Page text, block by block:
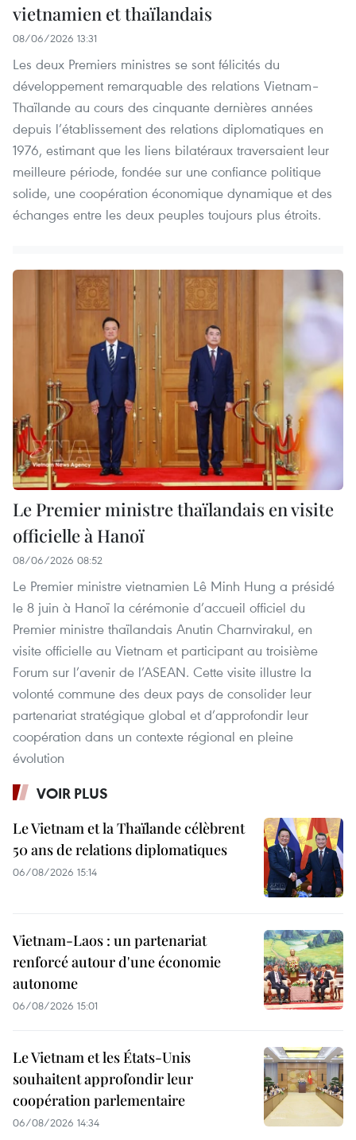
vietnamien et thaïlandais
08/06/2026 13:31
Les deux Premiers ministres se sont félicités du
développement remarquable des relations Vietnam–
Thaïlande au cours des cinquante dernières années
depuis l’établissement des relations diplomatiques en
1976, estimant que les liens bilatéraux traversaient leur
meilleure période, fondée sur une confiance politique
solide, une coopération économique dynamique et des
échanges entre les deux peuples toujours plus étroits.
Le Premier ministre thaïlandais en visite
officielle à Hanoï
08/06/2026 08:52
Le Premier ministre vietnamien Lê Minh Hung a présidé
le 8 juin à Hanoï la cérémonie d’accueil officiel du
Premier ministre thaïlandais Anutin Charnvirakul, en
visite officielle au Vietnam et participant au troisième
Forum sur l’avenir de l’ASEAN. Cette visite illustre la
volonté commune des deux pays de consolider leur
partenariat stratégique global et d’approfondir leur
coopération dans un contexte régional en pleine
évolution
VOIR PLUS
Le Vietnam et la Thaïlande célèbrent
50 ans de relations diplomatiques
06/08/2026 15:14
Vietnam-Laos : un partenariat
renforcé autour d'une économie
autonome
06/08/2026 15:01
Le Vietnam et les États-Unis
souhaitent approfondir leur
coopération parlementaire
06/08/2026 14:34